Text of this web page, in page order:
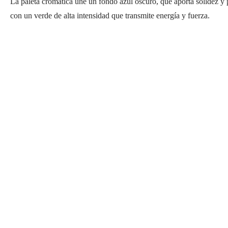
con un verde de alta intensidad que transmite energía y fuerza.